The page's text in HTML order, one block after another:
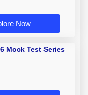
Now
Mock Test Series